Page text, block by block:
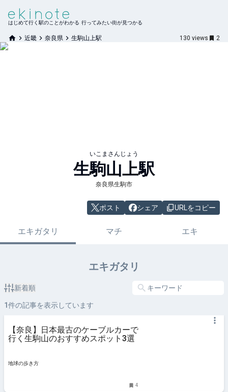
はじめて行く駅のことがわかる 行ってみたい街が見つかる
近畿 奈良県 生駒山上駅 130 views 2
いこまさんじょう
生駒山上駅
奈良県生駒市
ポスト シェア URLをコピー
エキガタリ マチ エキ
エキガタリ
新着順
1件の記事を表示しています
【奈良】日本最古のケーブルカーで
行く生駒山のおすすめスポット3選
地球の歩き方
4